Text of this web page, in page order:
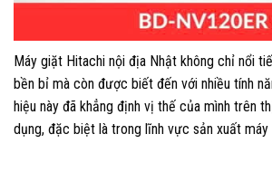
Máy giặt Hitachi nội địa Nhật không chỉ nổi
bền bỉ mà còn được biết đến với nhiều tính
hiệu này đã khẳng định vị thế của mình trên
dụng, đặc biệt là trong lĩnh vực sản xuất máy